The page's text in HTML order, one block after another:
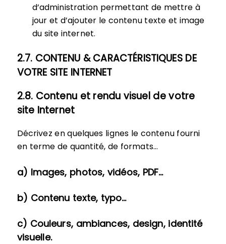
d’administration permettant de mettre à
jour et d’ajouter le contenu texte et image
du site internet.
2.7. CONTENU & CARACTÉRISTIQUES DE
VOTRE SITE INTERNET
2.8. Contenu et rendu visuel de votre
site Internet
Décrivez en quelques lignes le contenu fourni
en terme de quantité, de formats…
a) Images, photos, vidéos, PDF…
b) Contenu texte, typo…
c) Couleurs, ambiances, design, identité
visuelle.